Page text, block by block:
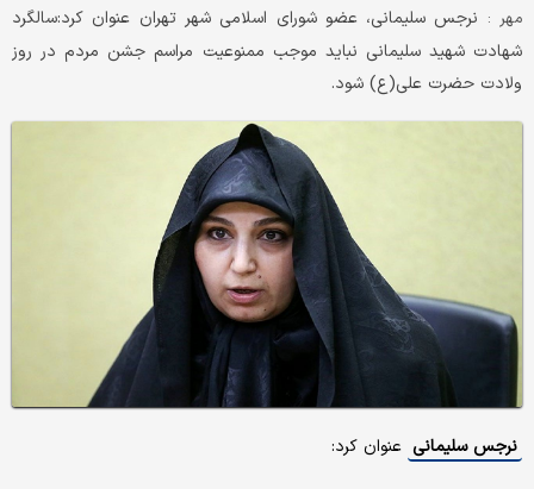
مهر : نرجس سلیمانی، عضو شورای اسلامی شهر تهران عنوان کرد:سالگرد
شهادت شهید سلیمانی نباید موجب ممنوعیت مراسم جشن مردم در روز
ولادت حضرت علی(ع) شود.
نرجس سلیمانی عنوان کرد: